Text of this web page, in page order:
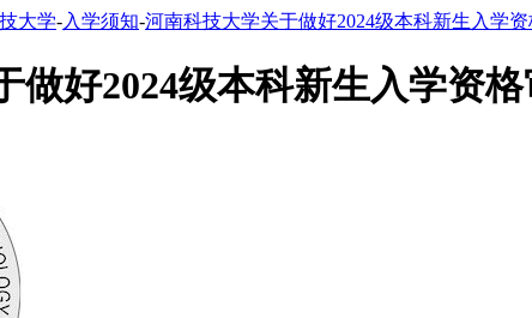
大学-入学须知-河南科技大学关于做好2024级本科新生入学
做好2024级本科新生入学资